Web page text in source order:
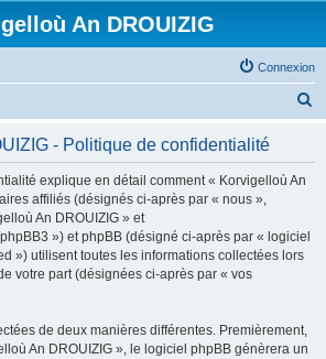
An DROUIZIG
Connexion
- Politique de confidentialité
explique en détail comment « Korvigelloù An
affiliés (désignés ci-après par « nous »,
An DROUIZIG » et
») et phpBB (désigné ci-après par « logiciel
») utilisent toutes les informations collectées lors
votre part (désignées ci-après par « vos
de deux manières différentes. Premièrement,
An DROUIZIG », le logiciel phpBB génèrera un